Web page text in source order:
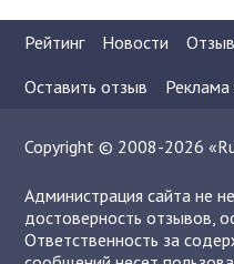
Рейтинг Новости
Оставить отзыв
Реклама
Copyright © 2008-2026
Администрация сайта не
достоверность отзывов,
Ответственность за